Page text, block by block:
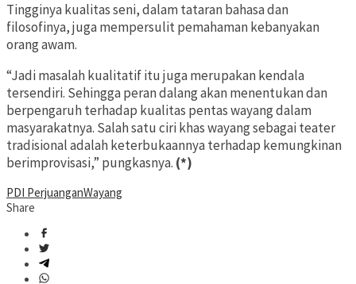
Tingginya kualitas seni, dalam tataran bahasa dan
filosofinya, juga mempersulit pemahaman kebanyakan
orang awam.
“Jadi masalah kualitatif itu juga merupakan kendala
tersendiri. Sehingga peran dalang akan menentukan dan
berpengaruh terhadap kualitas pentas wayang dalam
masyarakatnya. Salah satu ciri khas wayang sebagai teater
tradisional adalah keterbukaannya terhadap kemungkinan
berimprovisasi,” pungkasnya. (*)
PDI PerjuanganWayang
Share